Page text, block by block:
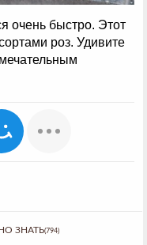
очень быстро. Этот
роз. Удивите
ЗНАТЬ(794)